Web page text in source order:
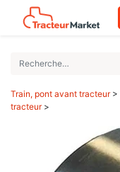
Train, pont avant tracteur>
tracteur>